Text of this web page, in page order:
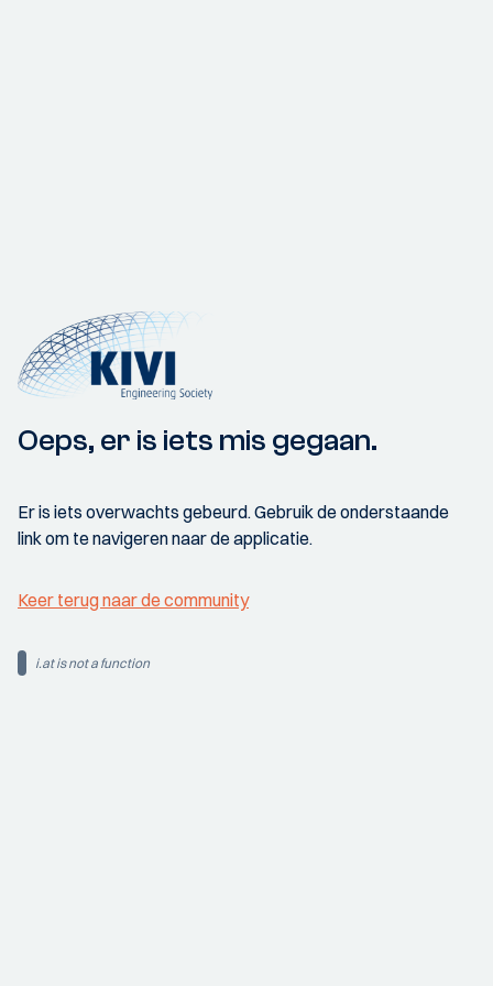
Oeps, er is iets mis gegaan.
Er is iets overwachts gebeurd. Gebruik de onderstaande
link om te navigeren naar de applicatie.
Keer terug naar de community
i.at is not a function